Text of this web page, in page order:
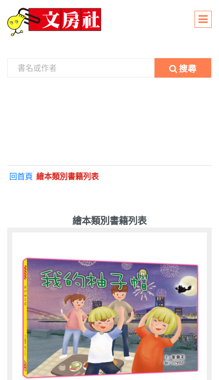
搜尋
回首頁 繪本類別書籍列表
繪本類別書籍列表